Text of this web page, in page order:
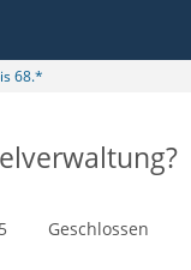
68.*
Geschlossen